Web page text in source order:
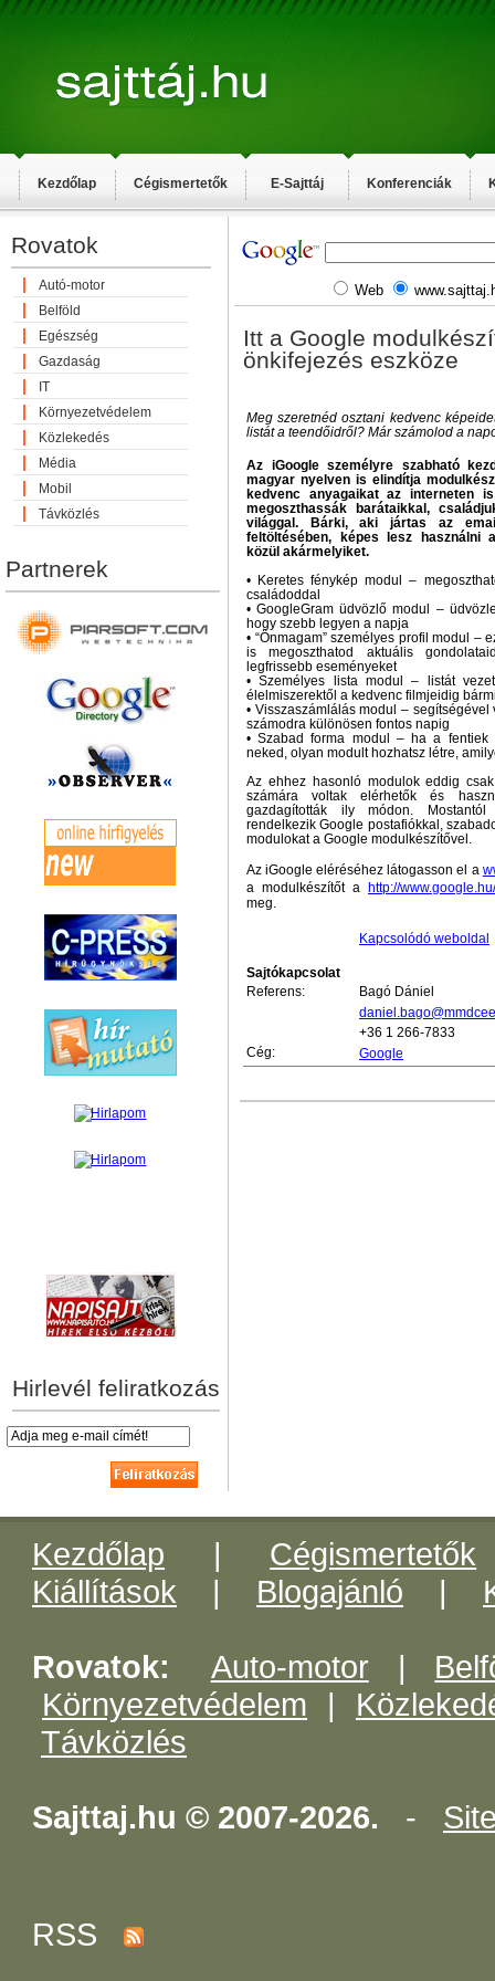
Kezdőlap Cégismertetők E-Sajttáj Konferenciák
Rovatok
Autó-motor
Belföld
Egészség
Gazdaság
IT
Környezetvédelem
Közlekedés
Média
Mobil
Távközlés
Partnerek
Hirlevél feliratkozás
Web
Itt a Google
önkifejezés eszköze
Meg szeretnéd osztani kedvenc
listát a teendőidről? Már számolod a
Az iGoogle személyre szabható
magyar nyelven is elindítja
kedvenc anyagaikat az interneten
megoszthassák barátaikkal,
világgal. Bárki, aki jártas az
feltöltésében, képes lesz használni
közül akármelyiket.
• Keretes fénykép modul –
családoddal
• GoogleGram üdvözlő modul –
hogy szebb legyen a napja
• “Önmagam” személyes profil modul –
is megoszthatod aktuális
legfrissebb eseményeket
• Személyes lista modul – listát
élelmiszerektől a kedvenc filmjeidig
• Visszaszámlálás modul –
számodra különösen fontos napig
• Szabad forma modul – ha a
neked, olyan modult hozhatsz létre,
Az ehhez hasonló modulok eddig
számára voltak elérhetők és
gazdagították ily módon.
rendelkezik Google postafiókkal,
modulokat a Google modulkészítővel.
Az iGoogle eléréséhez látogasson el a
a modulkészítőt a http://
meg.
Kapcsolódó weboldal
Sajtókapcsolat
Referens:
Bagó Dániel
+36 1 266-7833
Cég:
Google
Kezdőlap | Cégismertetők
Kiállítások | Blogajánló |
Rovatok: Auto-motor|
Környezetvédelem |
Távközlés
Sajttaj.hu © 2007-2026. -
RSS